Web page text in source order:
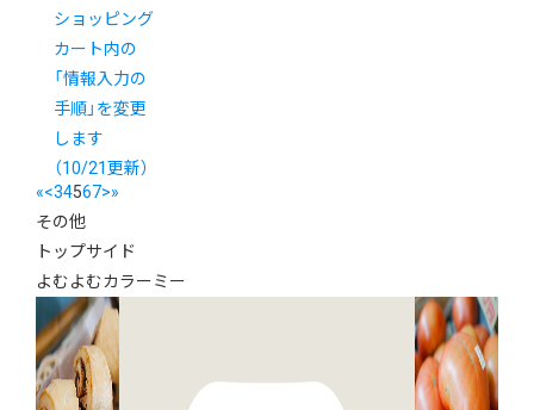
ショッピング
カート内の
「情報入力の
手順」を変更
します
（10/21更新）
«<34567>»
その他
トップサイド
よむよむカラーミー